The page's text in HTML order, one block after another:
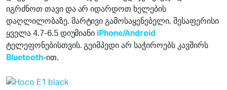
იგრძნოთ თავი და არ იდარდოთ ხელების
დაღლილობაზე. მარტივი გამოსაყენებელი, შესაფერისი
ყველა 4.7-6.5 დიუმიანი iPhone/Android
ტელეფონებისთვის. გეიმპედი არ საჭიროებს კავშირს
Bluetooth-ით.